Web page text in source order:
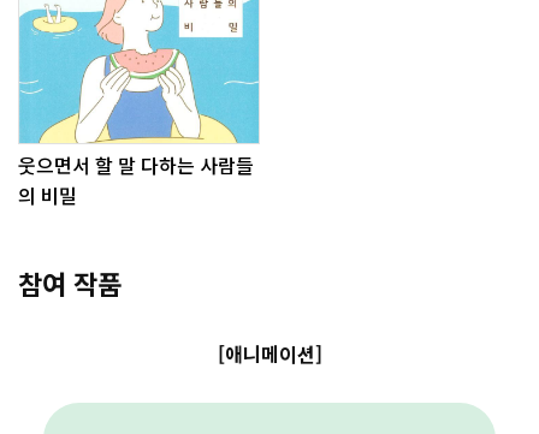
웃으면서 할 말 다하는 사람들
의 비밀
참여 작품
[애니메이션]